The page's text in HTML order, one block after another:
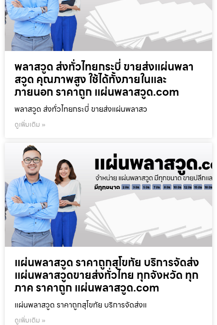
พลาสวูด ส่งทั่วไทยกระบี่ ขายส่งแผ่นพลา
สวูด คุณภาพสูง ใช้ได้ทั้งภายในและ
ภายนอก ราคาถูก แผ่นพลาสวูด.com
พลาสวูด ส่งทั่วไทยกระบี่ ขายส่งแผ่นพลาสว
ดูเพิ่มเติม »
แผ่นพลาสวูด ราคาถูกสุโขทัย บริการจัดส่ง
แผ่นพลาสวูดขายส่งทั่วไทย ทุกจังหวัด ทุก
ภาค ราคาถูก แผ่นพลาสวูด.com
แผ่นพลาสวูด ราคาถูกสุโขทัย บริการจัดส่งแ
ดูเพิ่มเติม »